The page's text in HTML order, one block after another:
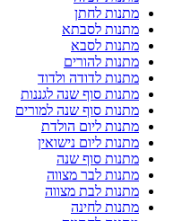
מתנות לחתן
מתנות לסבתא
מתנות לסבא
מתנות להורים
מתנות לדודה ולדוד
מתנות סוף שנה לגננות
מתנות סוף שנה למורים
מתנות ליום הולדת
מתנות ליום נישואין
מתנות סוף שנה
מתנות לבר מצווה
מתנות לבת מצווה
מתנות לחינה